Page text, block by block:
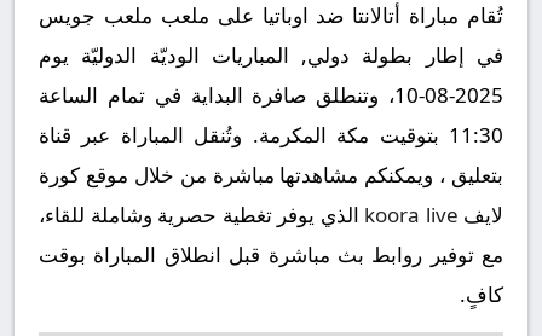
تُقام مباراة أتالانتا ضد اوباتيا على ملعب ملعب جويس
في إطار بطولة دولي, المباريات الوديّة الدوليّة يوم
2025-08-10، وتنطلق صافرة البداية في تمام الساعة
11:30 بتوقيت مكة المكرمة. وتُنقل المباراة عبر قناة
بتعليق ، ويمكنكم مشاهدتها مباشرة من خلال موقع كورة
لايف koora live الذي يوفر تغطية حصرية وشاملة للقاء،
مع توفير روابط بث مباشرة قبل انطلاق المباراة بوقت
كافٍ.